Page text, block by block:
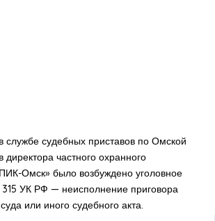
службе судебных приставов по Омской
директора частного охранного
Омск» было возбуждено уголовное
315 УК РФ — неисполнение приговора
или иного судебного акта.